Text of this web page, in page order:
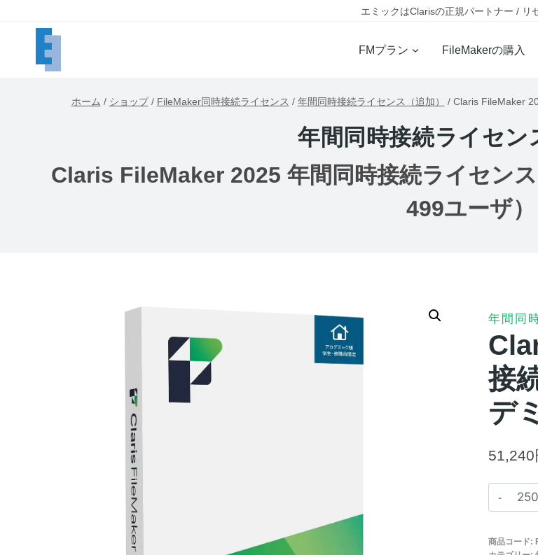
エミックはClarisの正規パートナー / リ
FMプラン FileMakerの購入
ホーム / ショップ / FileMaker同時接続ライセンス / 年間同時接続ライセンス（追加） / Claris FileMaker
年間同時接続ライセン
Claris FileMaker 2025 年間同時接続ライセン
499ユーザ）
年間同
接
デ
51,240
Claris
年
商品コード: